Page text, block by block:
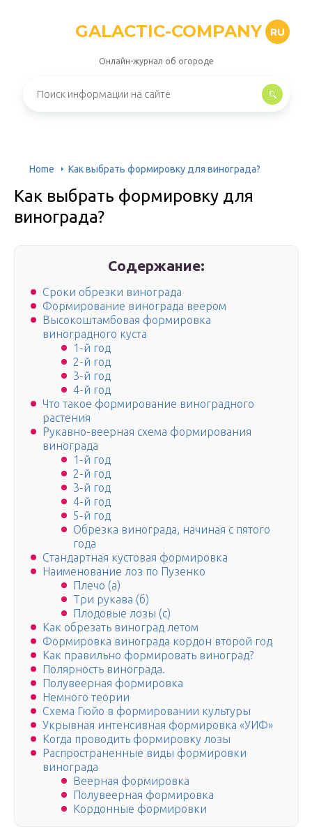
GALACTIC-COMPANY RU
Онлайн-журнал об огороде
Home Как выбрать формировку для винограда?
Как выбрать формировку для
винограда?
Содержание:
Сроки обрезки винограда
Формирование винограда веером
Высокоштамбовая формировка
виноградного куста
1-й год
2-й год
3-й год
4-й год
Что такое формирование виноградного
растения
Рукавно-веерная схема формирования
винограда
1-й год
2-й год
3-й год
4-й год
5-й год
Обрезка винограда, начиная с пятого
года
Стандартная кустовая формировка
Наименование лоз по Пузенко
Плечо (а)
Три рукава (б)
Плодовые лозы (с)
Как обрезать виноград летом
Формировка винограда кордон второй год
Как правильно формировать виноград?
Полярность винограда.
Полувеерная формировка
Немного теории
Схема Гюйо в формировании культуры
Укрывная интенсивная формировка «УИФ»
Когда проводить формировку лозы
Распространенные виды формировки
винограда
Веерная формировка
Полувеерная формировка
Кордонные формировки